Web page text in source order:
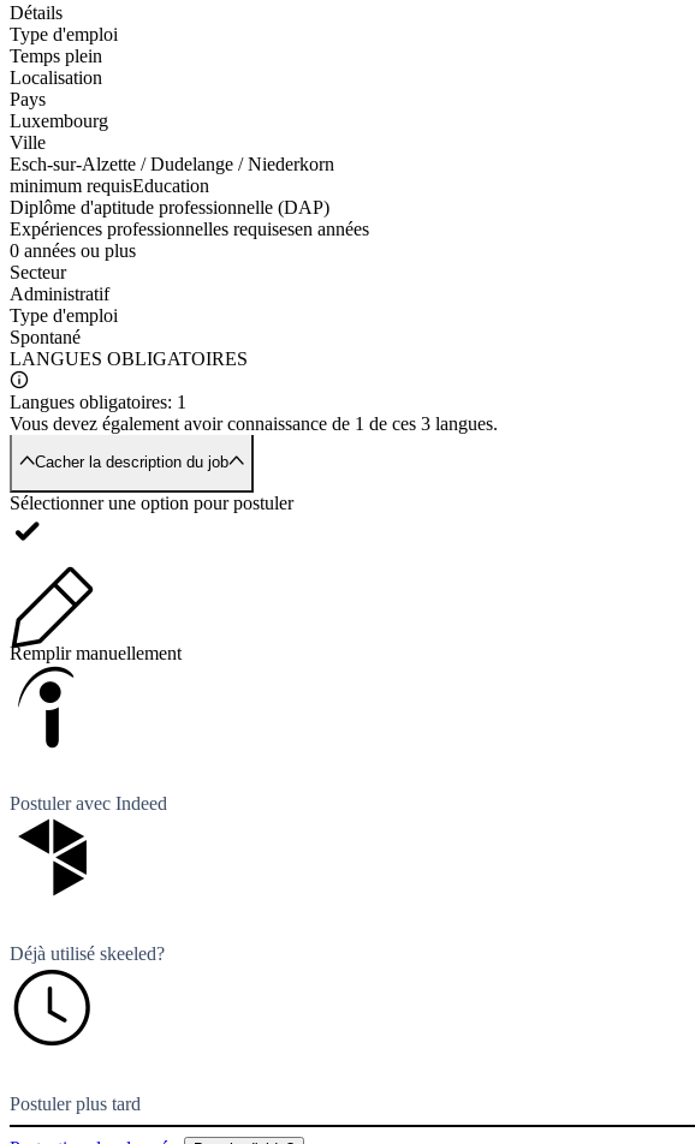
Détails
Type d'emploi
Temps plein
Localisation
Pays
Luxembourg
Ville
Esch-sur-Alzette / Dudelange / Niederkorn
minimum requisEducation
Diplôme d'aptitude professionnelle (DAP)
Expériences professionnelles requisesen années
0 années ou plus
Secteur
Administratif
Type d'emploi
Spontané
LANGUES OBLIGATOIRES
Langues obligatoires: 1
Vous devez également avoir connaissance de 1 de ces 3 langues.
Cacher la description du job
Sélectionner une option pour postuler
Remplir manuellement
Postuler avec Indeed
Déjà utilisé skeeled?
Postuler plus tard